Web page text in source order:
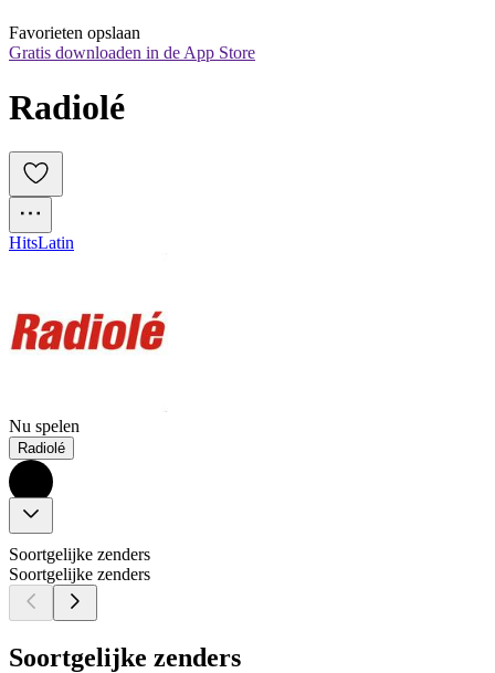
Favorieten opslaan
Gratis downloaden in de App Store
Radiolé
HitsLatin
Nu spelen
Radiolé
Soortgelijke zenders
Soortgelijke zenders
Soortgelijke zenders